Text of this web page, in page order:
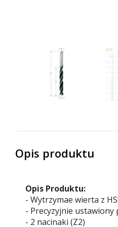
Opis produktu
Opis Produktu:
- Wytrzymae wierta z
- Precyzyjnie
- 2 nacinaki (Z2)